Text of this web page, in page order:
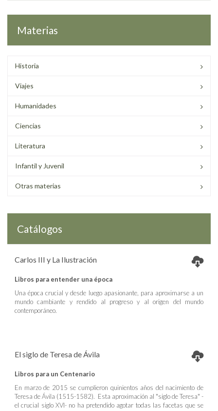
Materias
Historia
Viajes
Humanidades
Ciencias
Literatura
Infantil y Juvenil
Otras materias
Catálogos
Carlos III y La Ilustración
Libros para entender una época
Una época crucial y desde luego apasionante, para aproximarse a un
mundo cambiante y rendido al progreso y al origen del mundo
contemporáneo.
El siglo de Teresa de Ávila
Libros para un Centenario
En marzo de 2015 se cumplieron quinientos años del nacimiento de
Teresa de Ávila (1515-1582). Esta aproximación al "siglo de Teresa" -
el crucial siglo XVI- no ha pretendido agotar todas las facetas que se